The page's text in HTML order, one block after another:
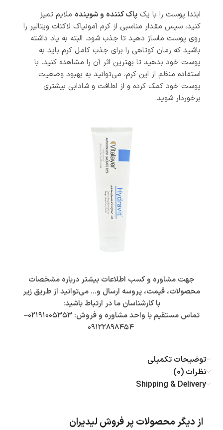
ابتدا پوست را با یک پاک کننده و شوینده ملایم تمیز
کنید، سپس مقدار مناسبی از کرم آمونیاک لاکتات ویتالیر را
روی پوست ماساژ دهید تا جذب شود. البته به یاد داشته
باشید که زمان کوتاهی را برای جذب کامل کرم باید به
پوست خود بدهید تا بهترین اثر آن را مشاهده کنید. با
استفاده منظم از این کرم، می‌توانید به بهبود وضعیت
پوست خود کمک کرده و از لطافت و شادابی بیشتری
برخوردار شوید.
جهت مشاوره و کسب اطلاعات بیشتر درباره مشخصات
محصولات، قیمت، پروسه ارسال و… می‌توانید از طریق زیر
با کارشناسان ما در ارتباط باشید:
تماس مستقیم با واحد مشاوره و فروش: ۰۲۱۹۱۰۰۵۳۵۳–
۰۹۱۲۲۸۹۸۴۵۴
توضیحات تکمیلی
نظرات (0)
Shipping & Delivery
از دیگر محصولات پر فروش لیدیران